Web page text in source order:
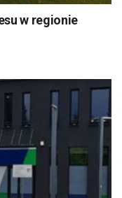
w regionie